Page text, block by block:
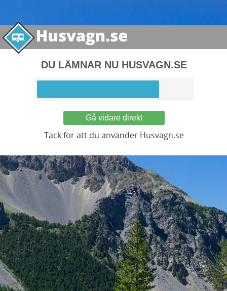
DU LÄMNAR NU HUSVAGN.SE
Gå vidare direkt
Tack för att du använder Husvagn.se